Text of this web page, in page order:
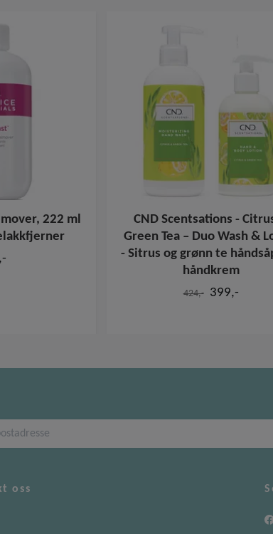
222 ml
CND Scentsations -
Green Tea – Duo Wash &
- Sitrus og grønn te
håndkrem
424,- 399,-
oss